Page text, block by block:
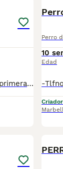
dedicación, salud y una excelente socialización desde sus primeras semanas de vida, estaremos encantados de ayudarte. 🚚 Realizamos entregas en toda España, con especial frecuencia en **Andalucía**: Sevilla, Málaga, Cádiz, Córdoba, Granada, Jaén, Huelva y Almería. También entregamos habitualmente en Marbella, Jerez de la Frontera, Estepona, Fuengirola, Benalmádena, Mijas, Dos Hermanas y cualquier punto de España. **Entrega 100% a contrarreembolso.** No tendrás que adelantar el importe del cachorro. Lo recibirás en la puerta de tu casa mediante transporte especializado y podrás comprobar que todo está correcto antes de realizar el pago. Nuestros cachorros se entregan: ✅ Vacunados y desparasitados según su edad. ✅ Con microchip, cartilla veterinaria y documentación al día. ✅ Revisados veterinariamente antes de salir de nuestras instalaciones. ✅ Procedentes de excelentes líneas, seleccionadas por salud, carácter y morfología. ✅ Perfectamente socializados y acostumbrados al contacto diario con personas. ✅ Iniciados en el aprendizaje para hacer sus necesidades sobre empapador, facilitando su adaptación al nuevo hogar , asesoramiento personalizado antes y después de la entrega. Nuestro objetivo no es vender un cachorro más. Queremos que cada familia reciba un compañero sano, equilibrado y criado con el máximo cuidado desde el primer día. 📩 Si deseas fotografías, vídeos o más información, escríbenos por privado. Estaremos encantados de ayudarte a encontrar el compañero perfecto670864332
Perro
10
Edad
Criador